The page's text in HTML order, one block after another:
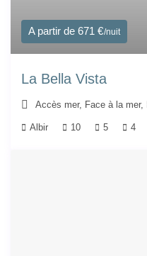
A partir de 671 €/nuit
La Bella Vista
Accès mer, Face à la mer,
Albir 10 5 4